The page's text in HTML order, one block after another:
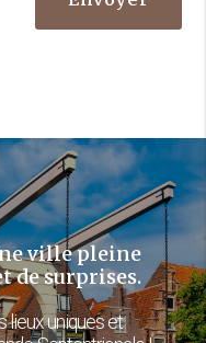
ville pleine
de surprises.
lieux uniques et